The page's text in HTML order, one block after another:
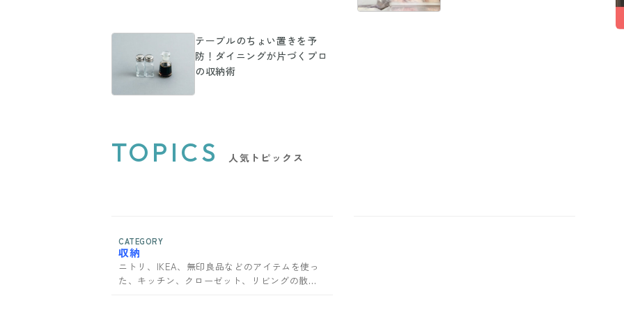
テーブルのちょい置きを予
防！ダイニングが片づくプロ
の収納術
TOPICS 人気トピックス
CATEGORY
収納
ニトリ、IKEA、無印良品などのアイテムを使っ
た、キッチン、クローゼット、リビングの散ら